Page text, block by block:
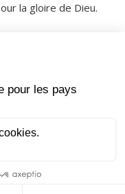
la gloire de Dieu.
nous une
de toi. Par Jésus,